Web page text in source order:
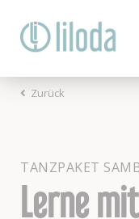
HOME
TANZWISSEN
Zurück
TANZPAKET
Lerne